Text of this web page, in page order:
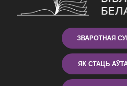
ЗВАРОТНАЯ
ЯК СТАЦЬ